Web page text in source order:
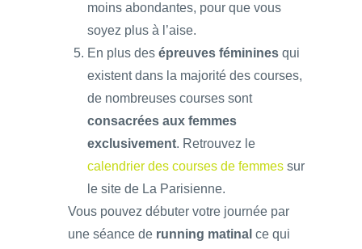
moins abondantes, pour que vous
soyez plus à l’aise.
En plus des épreuves féminines qui
existent dans la majorité des courses,
de nombreuses courses sont
consacrées aux femmes
exclusivement. Retrouvez le
calendrier des courses de femmes sur
le site de La Parisienne.
Vous pouvez débuter votre journée par
une séance de running matinal ce qui